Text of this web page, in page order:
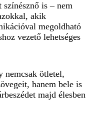
is – nem
akik
megoldható
vezető lehetséges
nemcsak ötletel,
hanem bele is
majd élesben